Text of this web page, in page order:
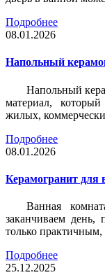
Подробнее
08.01.2026
Напольный
Напольный
материал,
жилых,
Подробнее
08.01.2026
Керамогранит для
Ванная
заканчиваем
только
Подробнее
25.12.2025